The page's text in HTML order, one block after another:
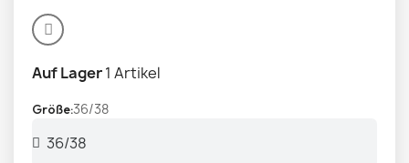
Auf Lager1 Artikel
Größe 36/38